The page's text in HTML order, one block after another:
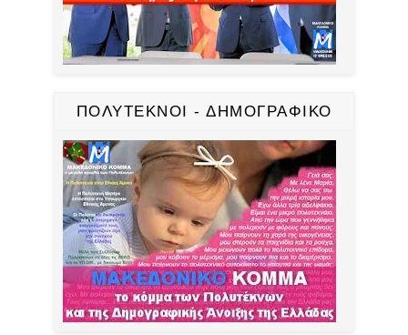
ΠΟΛΥΤΕΚΝΟΙ - ΔΗΜΟΓΡΑΦΙΚΟ